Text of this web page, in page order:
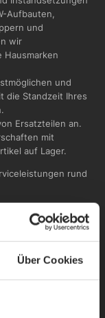
Über Cookies
Aufbauten,
und
wir
und
die Standzeit Ihres
Ersatzteilen an.
mit
auf Lager.
rund